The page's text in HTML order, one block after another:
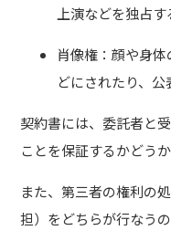
上演などを独占す
肖像権：顔や身
どにされたり、
契約書には、委託者と
ことを保証するかどう
また、第三者の権利の
担）をどちらが行なう